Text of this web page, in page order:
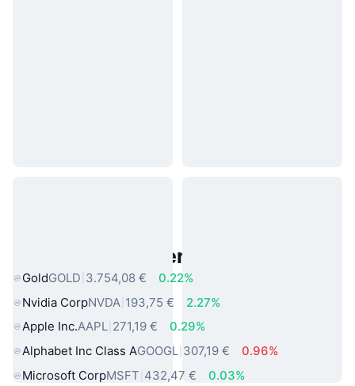
Beliebte reale Vermögenswerte
GoldGOLD 3.754,08 €
0.22%
Nvidia CorpNVDA 193,75 €
2.27%
Apple Inc.AAPL 271,19 €
0.29%
Alphabet Inc Class AGOOGL 307,19 €
0.96%
Microsoft CorpMSFT 432,47 €
0.03%